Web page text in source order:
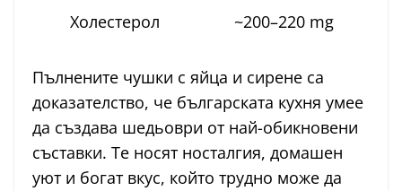
Холестерол
~200–220 mg
Пълнените чушки с яйца и сирене са
доказателство, че българската кухня умее
да създава шедьоври от най-обикновени
съставки. Те носят носталгия, домашен
уют и богат вкус, който трудно може да